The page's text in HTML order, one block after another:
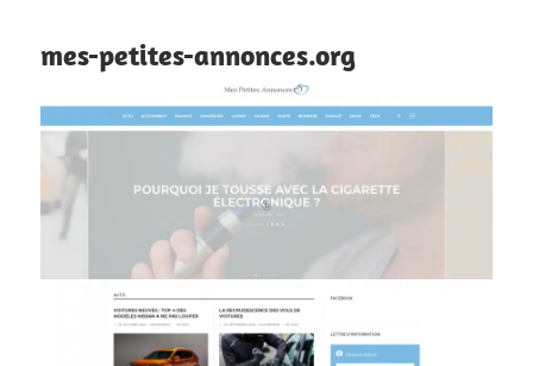
mes-petites-annonces.org